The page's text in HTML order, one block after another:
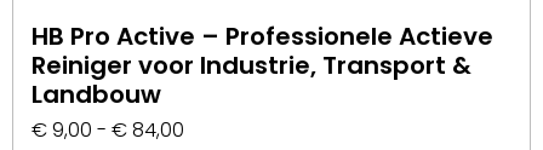
HB Pro Active – Professionele Actieve
Reiniger voor Industrie, Transport &
Landbouw
€9,00 - €84,00